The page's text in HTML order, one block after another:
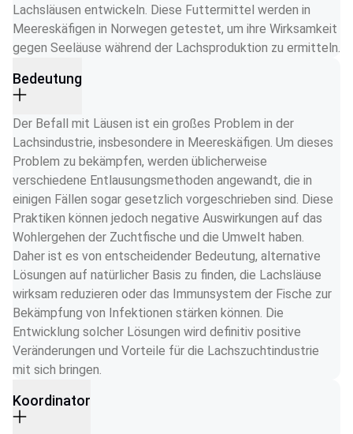
Lachsläusen entwickeln. Diese Futtermittel werden in
Meereskäfigen in Norwegen getestet, um ihre Wirksamkeit
gegen Seeläuse während der Lachsproduktion zu ermitteln.
Bedeutung
Der Befall mit Läusen ist ein großes Problem in der
Lachsindustrie, insbesondere in Meereskäfigen. Um dieses
Problem zu bekämpfen, werden üblicherweise
verschiedene Entlausungsmethoden angewandt, die in
einigen Fällen sogar gesetzlich vorgeschrieben sind. Diese
Praktiken können jedoch negative Auswirkungen auf das
Wohlergehen der Zuchtfische und die Umwelt haben.
Daher ist es von entscheidender Bedeutung, alternative
Lösungen auf natürlicher Basis zu finden, die Lachsläuse
wirksam reduzieren oder das Immunsystem der Fische zur
Bekämpfung von Infektionen stärken können. Die
Entwicklung solcher Lösungen wird definitiv positive
Veränderungen und Vorteile für die Lachszuchtindustrie
mit sich bringen.
Koordinator